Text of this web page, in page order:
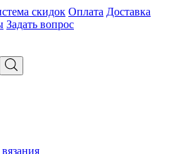
скидок Оплата Доставка
Задать вопрос